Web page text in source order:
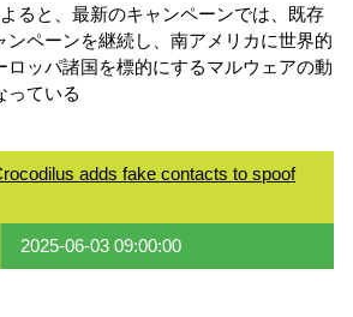
ると、最新のキャンペーンでは、既存
ンペーンを継続し、南アメリカに世界的
ロッパ諸国を標的にするマルウェアの動
っている
adds fake contacts to spoof
2025-06-03 09:00:00